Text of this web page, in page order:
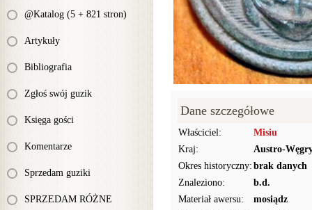
@Katalog (5 + 821 stron)
Artykuły
Bibliografia
Zgłoś swój guzik
Księga gości
Komentarze
Sprzedam guziki
SPRZEDAM RÓŻNE
Dane szczegółowe
Właściciel:
Misiu
Kraj:
Austro-
Okres historyczny: brak danych
Znaleziono:
b.d.
Materiał awersu:
mosiądz